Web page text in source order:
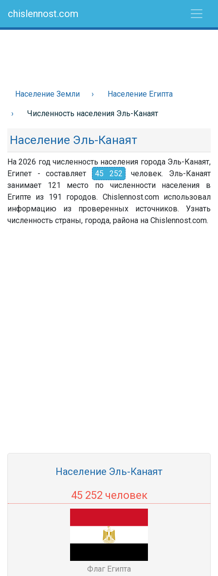
chislennost.com
Население Земли Население Египта
Численность населения Эль-Канаят
Население Эль-Канаят
На 2026 год численность населения города Эль-Канаят,
Египет - составляет
45 252 человек. Эль-Канаят
занимает 121 место по численности населения в
Египте из 191 городов. Chislennost.com использовал
информацию из проверенных источников. Узнать
численность страны, города, района на Chislennost.com.
Население Эль-Канаят
45 252 человек
Флаг Египта